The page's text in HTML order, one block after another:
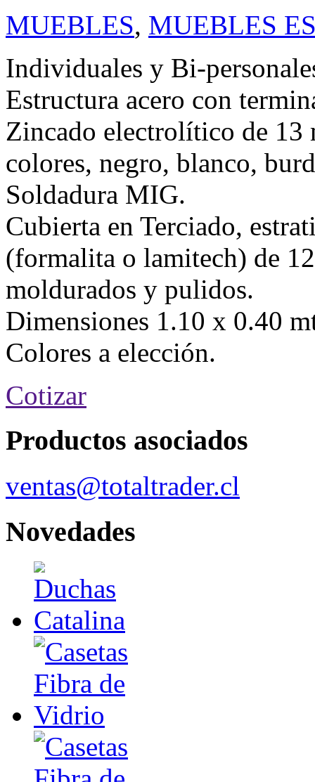
MUEBLES, MUEBLES
Individuales y Bi-
Estructura acero con
Zincado electrolítico de 13
colores, negro, blanco,
Soldadura MIG.
Cubierta en Terciado,
(formalita o lamitech) de
moldurados y pulidos.
Dimensiones 1.10 x 0.40
Colores a elección.
Cotizar
Productos asociados
ventas@totaltrader.cl
Novedades